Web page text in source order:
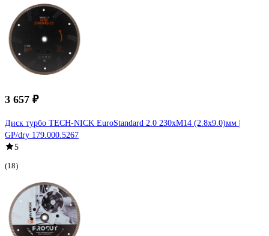
3 657 ₽
Диск турбо TECH-NICK EuroStandard 2.0 230xM14 (2.8x9.0)мм |
GP/dry 179.000.5267
5
(18)